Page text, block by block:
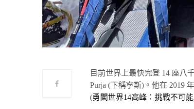
目前世界上最快完登 14 座八
Purja (下稱寧斯)。他在 2019
(勇闖世界14高峰：挑戰不可